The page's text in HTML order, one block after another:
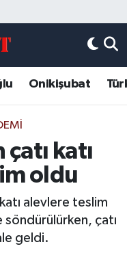
Onikişubat
katı
oldu
katı alevlere teslim
söndürülürken, çatı
geldi.
Haritası
Fikstür